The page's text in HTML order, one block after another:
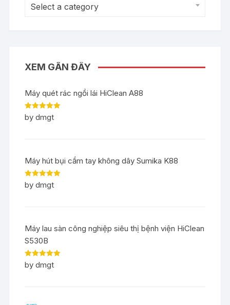
Select a category
XEM GẦN ĐÂY
Máy quét rác ngồi lái HiClean A88
Rated5out
of 5
by dmgt
Máy hút bụi cầm tay không dây Sumika K88
Rated5out
of 5
by dmgt
Máy lau sàn công nghiệp siêu thị bệnh viện HiClean
S530B
Rated5out
of 5
by dmgt